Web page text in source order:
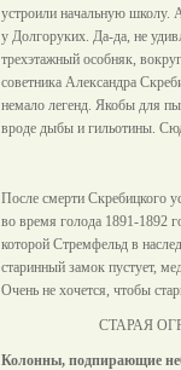
устроили начальную школу.
у Долгоруких. Да-да, не
трехэтажный особняк,
советника Александра
немало легенд. Якобы для
вроде дыбы и гильотины.
После смерти Скребицкого
во время голода 1891-1892
которой Стремфельд в
старинный замок пустует,
Очень не хочется, чтобы
СТАРАЯ ОГРАДА
Колонны, подпирающие